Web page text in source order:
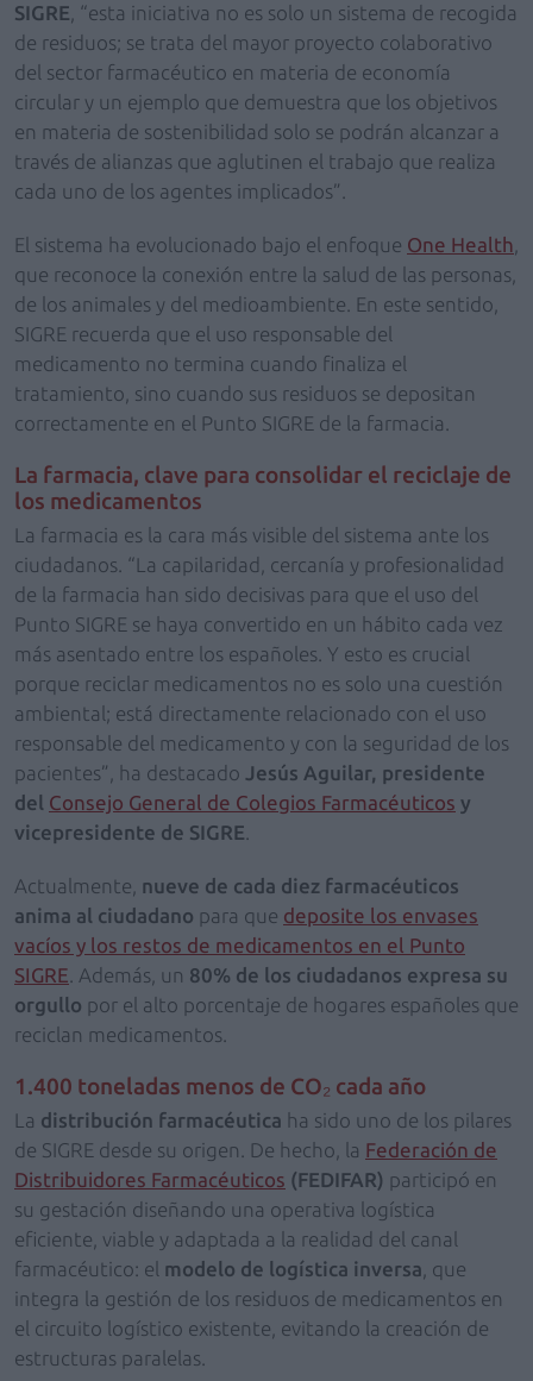
SIGRE , “esta iniciativa no es solo un sistema de recogida
de residuos; se trata del mayor proyecto colaborativo
del sector farmacéutico en materia de economía
circular y un ejemplo que demuestra que los objetivos
en materia de sostenibilidad solo se podrán alcanzar a
través de alianzas que aglutinen el trabajo que realiza
cada uno de los agentes implicados”.
El sistema ha evolucionado bajo el enfoque One Health
que reconoce la conexión entre la salud de las personas,
de los animales y del medioambiente. En este sentido,
SIGRE recuerda que el uso responsable del
medicamento no termina cuando finaliza el
tratamiento, sino cuando sus residuos se depositan
correctamente en el Punto SIGRE de la farmacia.
La farmacia, clave para consolidar el reciclaje de
los medicamentos
La farmacia es la cara más visible del sistema ante los
ciudadanos. “La capilaridad, cercanía y profesionalidad
de la farmacia han sido decisivas para que el uso del
Punto SIGRE se haya convertido en un hábito cada vez
más asentado entre los españoles. Y esto es crucial
porque reciclar medicamentos no es solo una cuestión
ambiental; está directamente relacionado con el uso
responsable del medicamento y con la seguridad de los
pacientes”, ha destacado Jesús Aguilar, presidente
del Consejo General de Colegios Farmacéuticos y
vicepresidente de SIGRE
Actualmente, nueve de cada diez farmacéuticos
anima al ciudadano para que deposite los envases
vacíos y los restos de medicamentos en el Punto
SIGRE . Además, un 80% de los ciudadanos expresa su
orgullo por el alto porcentaje de hogares españoles que
reciclan medicamentos.
1.400 toneladas menos de CO₂ cada año
La distribución farmacéutica ha sido uno de los pilares
de SIGRE desde su origen. De hecho, la Federación de
Distribuidores Farmacéuticos (FEDIFAR) participó en
su gestación diseñando una operativa logística
eficiente, viable y adaptada a la realidad del canal
farmacéutico: el modelo de logística inversa , que
integra la gestión de los residuos de medicamentos en
el circuito logístico existente, evitando la creación de
estructuras paralelas.